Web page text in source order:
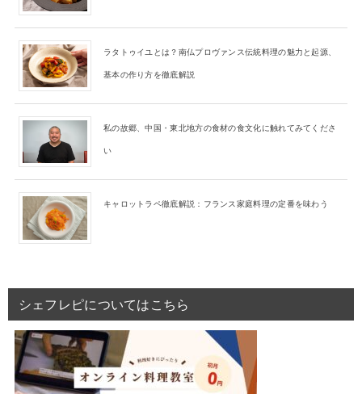
ラタトゥイユとは？南仏プロヴァンス伝統料理の魅力と起源、
基本の作り方を徹底解説
私の故郷、中国・東北地方の食材の食文化に触れてみてくださ
い
キャロットラペ徹底解説：フランス家庭料理の定番を味わう
シェフレピについてはこちら